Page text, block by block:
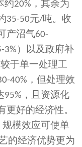
约20% ，其余为
35-50元/吨。收
产沼气60-
3% ）以及政府补
于单一处理工
40% ，但处理效
95% ，且资源化
好的经济性。
模效应可使单
的经济优势更为